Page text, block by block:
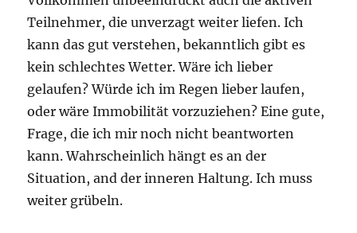
Teilnehmer, die unverzagt weiter liefen. Ich
kann das gut verstehen, bekanntlich gibt es
kein schlechtes Wetter. Wäre ich lieber
gelaufen? Würde ich im Regen lieber laufen,
oder wäre Immobilität vorzuziehen? Eine gute,
Frage, die ich mir noch nicht beantworten
kann. Wahrscheinlich hängt es an der
Situation, and der inneren Haltung. Ich muss
weiter grübeln.